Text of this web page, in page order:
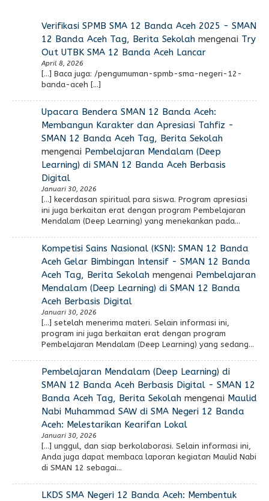
Verifikasi SPMB SMA 12 Banda Aceh 2025 - SMAN
12 Banda Aceh Tag, Berita Sekolahmengenai Try
Out UTBK SMA 12 Banda Aceh Lancar
April 8, 2026
[…] Baca juga: /pengumuman-spmb-sma-negeri-12-
banda-aceh […]
Upacara Bendera SMAN 12 Banda Aceh:
Membangun Karakter dan Apresiasi Tahfiz -
SMAN 12 Banda Aceh Tag, Berita Sekolah
mengenai Pembelajaran Mendalam (Deep
Learning) di SMAN 12 Banda Aceh Berbasis
Digital
Januari 30, 2026
[…] kecerdasan spiritual para siswa. Program apresiasi
ini juga berkaitan erat dengan program Pembelajaran
Mendalam (Deep Learning) yang menekankan pada…
Kompetisi Sains Nasional (KSN): SMAN 12 Banda
Aceh Gelar Bimbingan Intensif - SMAN 12 Banda
Aceh Tag, Berita Sekolahmengenai Pembelajaran
Mendalam (Deep Learning) di SMAN 12 Banda
Aceh Berbasis Digital
Januari 30, 2026
[…] setelah menerima materi. Selain informasi ini,
program ini juga berkaitan erat dengan program
Pembelajaran Mendalam (Deep Learning) yang sedang…
Pembelajaran Mendalam (Deep Learning) di
SMAN 12 Banda Aceh Berbasis Digital - SMAN 12
Banda Aceh Tag, Berita Sekolahmengenai Maulid
Nabi Muhammad SAW di SMA Negeri 12 Banda
Aceh: Melestarikan Kearifan Lokal
Januari 30, 2026
[…] unggul, dan siap berkolaborasi. Selain informasi ini,
Anda juga dapat membaca laporan kegiatan Maulid Nabi
di SMAN 12 sebagai…
LKDS SMA Negeri 12 Banda Aceh: Membentuk